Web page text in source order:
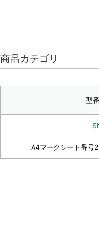
商品カテゴリ
型
A4マークシート番号